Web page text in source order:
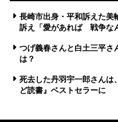
長崎市出身・平和訴えた
訴え「愛があれば 戦争な
つげ義春さんと白土三平
は？
死去した丹羽宇一郎さん
ど読書』ベストセラーに